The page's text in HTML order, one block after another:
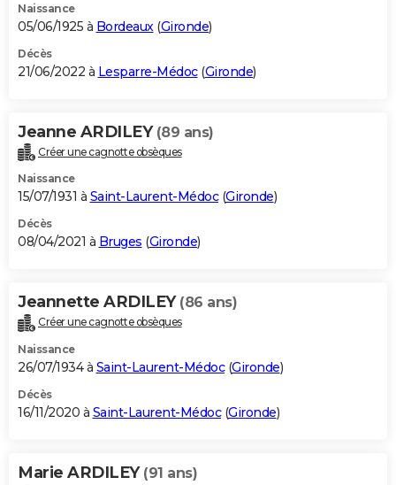
Naissance
05/06/1925 à Bordeaux (Gironde)
Décès
21/06/2022 à Lesparre-Médoc(Gironde)
Jeanne ARDILEY (89 ans)
Créer une cagnotte obsèques
Naissance
15/07/1931 à Saint-Laurent-Médoc(Gironde)
Décès
08/04/2021 à Bruges (Gironde)
Jeannette ARDILEY (86 ans)
Créer une cagnotte obsèques
Naissance
26/07/1934 à Saint-Laurent-Médoc(Gironde)
Décès
16/11/2020 à Saint-Laurent-Médoc(Gironde)
Marie ARDILEY (91 ans)